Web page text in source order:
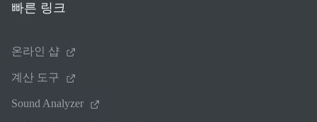
빠른 링크
온라인 샵
계산 도구
Sound Analyzer